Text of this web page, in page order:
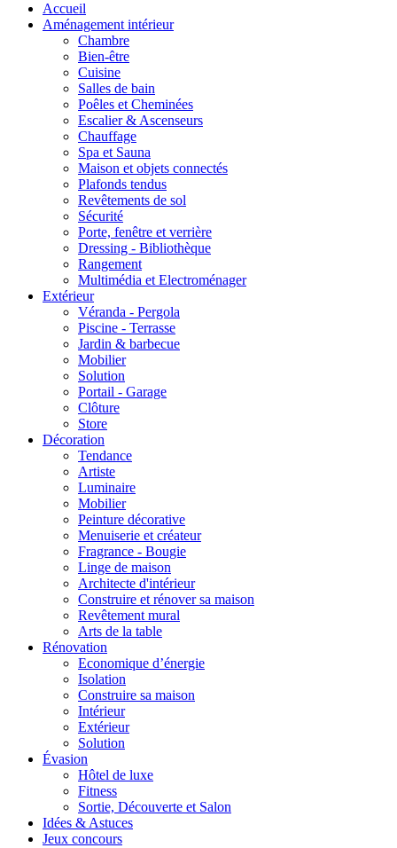
Accueil
Aménagement intérieur
Chambre
Bien-être
Cuisine
Salles de bain
Poêles et Cheminées
Escalier & Ascenseurs
Chauffage
Spa et Sauna
Maison et objets connectés
Plafonds tendus
Revêtements de sol
Sécurité
Porte, fenêtre et verrière
Dressing - Bibliothèque
Rangement
Multimédia et Electroménager
Extérieur
Véranda - Pergola
Piscine - Terrasse
Jardin & barbecue
Mobilier
Solution
Portail - Garage
Clôture
Store
Décoration
Tendance
Artiste
Luminaire
Mobilier
Peinture décorative
Menuiserie et créateur
Fragrance - Bougie
Linge de maison
Architecte d'intérieur
Construire et rénover sa maison
Revêtement mural
Arts de la table
Rénovation
Economique d’énergie
Isolation
Construire sa maison
Intérieur
Extérieur
Solution
Évasion
Hôtel de luxe
Fitness
Sortie, Découverte et Salon
Idées & Astuces
Jeux concours